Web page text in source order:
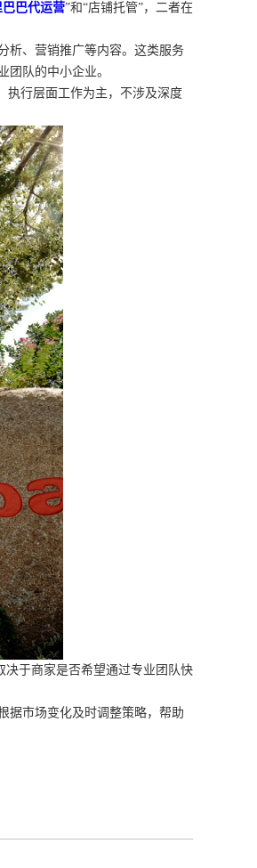
巴巴代运营”和“店铺托管”，二者在
析、营销推广等内容。这类服务
队的中小企业。
执行层面工作为主，不涉及深度
决于商家是否希望通过专业团队快
据市场变化及时调整策略，帮助